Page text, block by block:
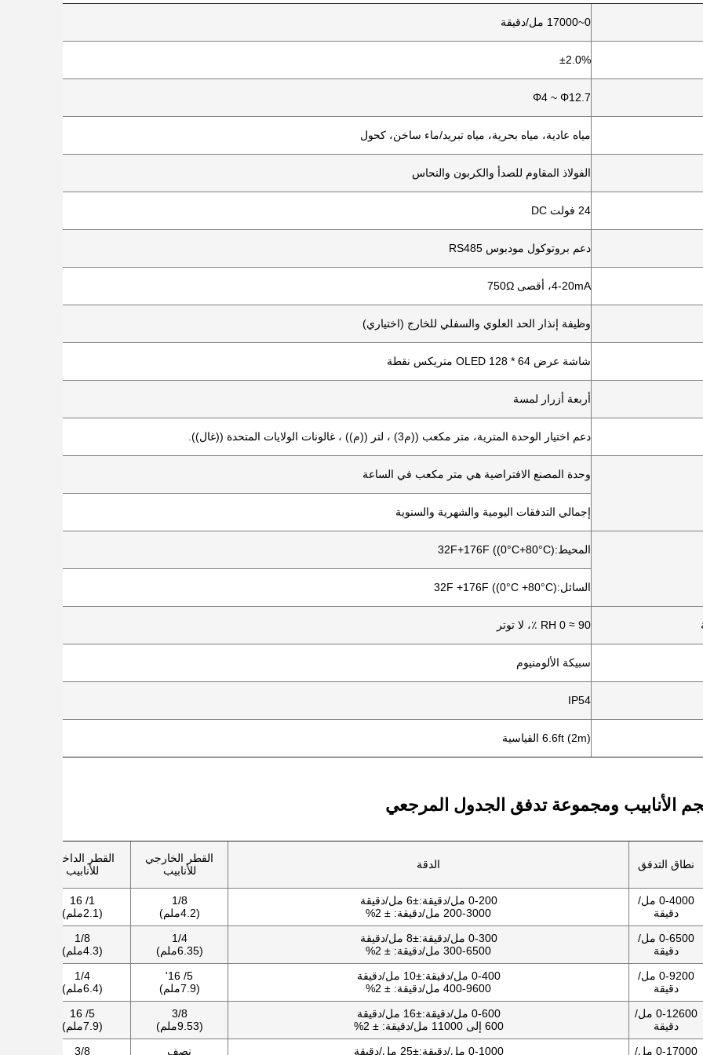
0~17000 مل/دقيقة
±2.0%
Φ4 ~ Φ12.7
مياه عادية، مياه بحرية، مياه تبريد/ماء ساخن، كحول
الفولاذ المقاوم للصدأ والكربون والنحاس
24 فولت DC
دعم بروتوكول مودبوس RS485
4-20mA، أقصى 750Ω
وظيفة إنذار الحد العلوي والسفلي للخارج (اختياري)
شاشة عرض OLED 128 * 64 متريكس نقطة
أربعة أزرار لمسة
دعم اختيار الوحدة المترية، متر مكعب ((م3) ، لتر ((م)) ، غالونات الولايات المتحدة ((غال)).
وحدة المصنع الافتراضية هي متر مكعب في الساعة
إجمالي التدفقات اليومية والشهرية والسنوية
المحيط:32F+176F ((0°C+80°C)
السائل:32F ‬+176F ((0°C ‬+80°C)
RH 0 ≈ 90 ٪، لا توتر
سبيكة الألومنيوم
IP54
6.6ft (2m) القياسية
الأنابيب ومجموعة تدفق الجدول المرجعي
نطاق التدفق الدقة
القطر الخارجي
للأنابيب
القطر الداخلي
للأنابيب
0-4000 مل/
دقيقة
0-200 مل/دقيقة:±6 مل/دقيقة
200-3000 مل/دقيقة: ± 2%
1/8
(4.2ملم)
1/ 16
(2.1ملم)
0-6500 مل/
دقيقة
0-300 مل/دقيقة:±8 مل/دقيقة
300-6500 مل/دقيقة: ± 2%
1/4
(6.35ملم)
1/8
(4.3ملم)
0-9200 مل/
دقيقة
0-400 مل/دقيقة:±10 مل/دقيقة
400-9600 مل/دقيقة: ± 2%
5/ 16'
(7.9ملم)
1/4
(6.4ملم)
0-12600 مل/
دقيقة
0-600 مل/دقيقة:±16 مل/دقيقة
600 إلى 11000 مل/دقيقة: ± 2%
3/8
(9.53ملم)
5/ 16
(7.9ملم)
0-17000 مل/
0-1000 مل/دقيقة:±25 مل/دقيقة نصف 3/8